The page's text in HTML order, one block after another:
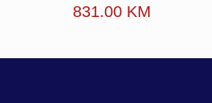
831.00 KM